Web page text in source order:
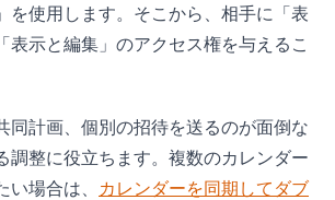
を使用します。そこから、相手に「表
表示と編集」のアクセス権を与えるこ
同計画、個別の招待を送るのが面倒な
調整に役立ちます。複数のカレンダー
場合は、 カレンダーを同期してダブ